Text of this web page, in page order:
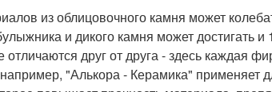
из облицовочного камня может
и дикого камня может достигать
отличаются друг от друга - здесь каждая
"Алькора - Керамика" применяет